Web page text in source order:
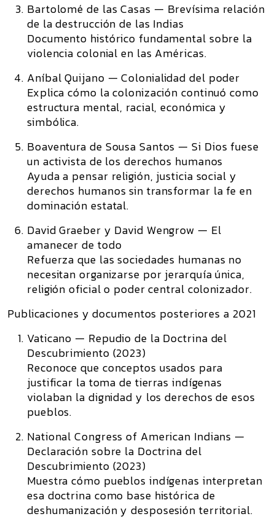
Bartolomé de las Casas — Brevísima relación
de la destrucción de las Indias
Documento histórico fundamental sobre la
violencia colonial en las Américas.
Aníbal Quijano —Colonialidad del poder
Explica cómo la colonización continuó como
estructura mental, racial, económica y
simbólica.
Boaventura de Sousa Santos —Si Dios fuese
un activista de los derechos humanos
Ayuda a pensar religión, justicia social y
derechos humanos sin transformar la fe en
dominación estatal.
David Graeber y David Wengrow — El
amanecer de todo
Refuerza que las sociedades humanas no
necesitan organizarse por jerarquía única,
religión oficial o poder central colonizador.
Publicaciones y documentos posteriores a 2021
Vaticano — Repudio de la Doctrina del
Descubrimiento (2023)
Reconoce que conceptos usados para
justificar la toma de tierras indígenas
violaban la dignidad y los derechos de esos
pueblos.
National Congress of American Indians —
Declaración sobre la Doctrina del
Descubrimiento (2023)
Muestra cómo pueblos indígenas interpretan
esa doctrina como base histórica de
deshumanización y desposesión territorial.